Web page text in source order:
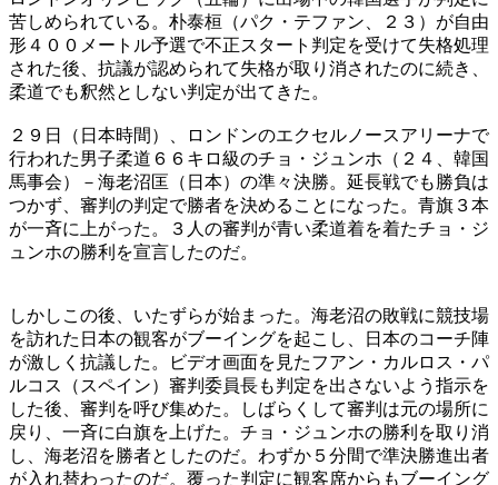
苦しめられている。朴泰桓（パク・テファン、２３）が自由
形４００メートル予選で不正スタート判定を受けて失格処理
された後、抗議が認められて失格が取り消されたのに続き、
柔道でも釈然としない判定が出てきた。
２９日（日本時間）、ロンドンのエクセルノースアリーナで
行われた男子柔道６６キロ級のチョ・ジュンホ（２４、韓国
馬事会）－海老沼匡（日本）の準々決勝。延長戦でも勝負は
つかず、審判の判定で勝者を決めることになった。青旗３本
が一斉に上がった。３人の審判が青い柔道着を着たチョ・ジ
ュンホの勝利を宣言したのだ。
しかしこの後、いたずらが始まった。海老沼の敗戦に競技場
を訪れた日本の観客がブーイングを起こし、日本のコーチ陣
が激しく抗議した。ビデオ画面を見たフアン・カルロス・パ
ルコス（スペイン）審判委員長も判定を出さないよう指示を
した後、審判を呼び集めた。しばらくして審判は元の場所に
戻り、一斉に白旗を上げた。チョ・ジュンホの勝利を取り消
し、海老沼を勝者としたのだ。わずか５分間で準決勝進出者
が入れ替わったのだ。覆った判定に観客席からもブーイング